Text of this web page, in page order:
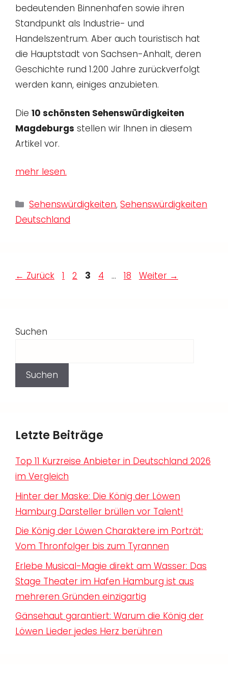
bedeutenden Binnenhafen sowie ihren
Standpunkt als Industrie- und
Handelszentrum. Aber auch touristisch hat
die Hauptstadt von Sachsen-Anhalt, deren
Geschichte rund 1.200 Jahre zurückverfolgt
werden kann, einiges anzubieten.
Die 10 schönsten Sehenswürdigkeiten
Magdeburgs stellen wir Ihnen in diesem
Artikel vor.
mehr lesen.
Kategorien
Sehenswürdigkeiten,Sehenswürdigkeiten
Deutschland
← Zurück Seite
1 Seite
2 Seite
3 Seite
4 … Seite
18 Weiter →
Suchen
Suchen
Letzte Beiträge
Top 11 Kurzreise Anbieter in Deutschland 2026
im Vergleich
Hinter der Maske: Die König der Löwen
Hamburg Darsteller brüllen vor Talent!
Die König der Löwen Charaktere im Porträt:
Vom Thronfolger bis zum Tyrannen
Erlebe Musical-Magie direkt am Wasser: Das
Stage Theater im Hafen Hamburg ist aus
mehreren Gründen einzigartig
Gänsehaut garantiert: Warum die König der
Löwen Lieder jedes Herz berühren